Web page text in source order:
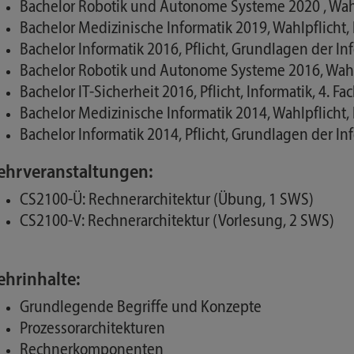
Bachelor Robotik und Autonome Systeme 2020 ,
Bachelor Medizinische Informatik 2019, Wahlpflicht,
Bachelor Informatik 2016, Pflicht, Grundlagen der
Bachelor Robotik und Autonome Systeme 2016,
Bachelor IT-Sicherheit 2016, Pflicht, Informatik, 4.
Bachelor Medizinische Informatik 2014, Wahlpflicht,
Bachelor Informatik 2014, Pflicht, Grundlagen der
CS2100-Ü: Rechnerarchitektur (Übung, 1 SWS)
CS2100-V: Rechnerarchitektur (Vorlesung, 2 SWS)
Grundlegende Begriffe und Konzepte
Prozessorarchitekturen